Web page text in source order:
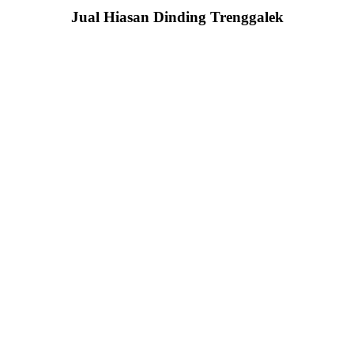
Jual Hiasan Dinding Trenggalek